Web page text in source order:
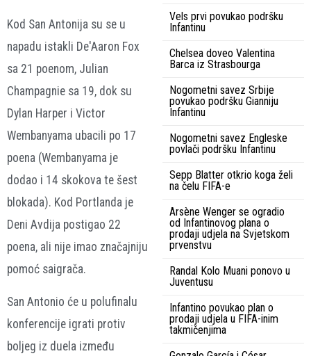
Kod San Antonija su se u
napadu istakli De'Aaron Fox
sa 21 poenom, Julian
Champagnie sa 19, dok su
Dylan Harper i Victor
Wembanyama ubacili po 17
poena (Wembanyama je
dodao i 14 skokova te šest
blokada). Kod Portlanda je
Deni Avdija postigao 22
poena, ali nije imao značajniju
pomoć saigrača.
San Antonio će u polufinalu
konferencije igrati protiv
boljeg iz duela između
Vels prvi povukao podršku
Infantinu
Chelsea doveo Valentina
Barca iz Strasbourga
Nogometni savez Srbije
povukao podršku Gianniju
Infantinu
Nogometni savez Engleske
povlači podršku Infantinu
Sepp Blatter otkrio koga želi
na čelu FIFA-e
Arsène Wenger se ogradio
od Infantinovog plana o
prodaji udjela na Svjetskom
prvenstvu
Randal Kolo Muani ponovo u
Juventusu
Infantino povukao plan o
prodaji udjela u FIFA-inim
takmičenjima